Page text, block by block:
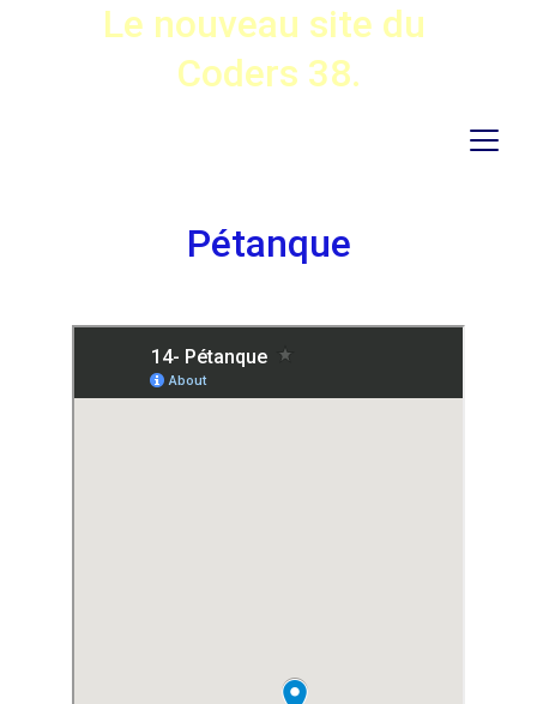
Le nouveau site du
Coders 38.
Pétanque